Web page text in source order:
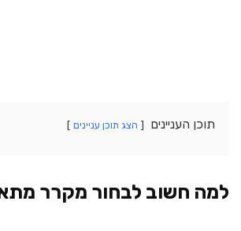
תוכן העניינים הצג תוכן עניינים
למה חשוב לבחור מקרר